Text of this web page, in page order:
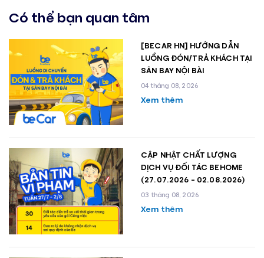
Có thể bạn quan tâm
[BECAR HN] HƯỚNG DẪN
LUỒNG ĐÓN/TRẢ KHÁCH TẠI
SÂN BAY NỘI BÀI
04 tháng 08, 2026
Xem thêm
CẬP NHẬT CHẤT LƯỢNG
DỊCH VỤ ĐỐI TÁC BEHOME
(27.07.2026 - 02.08.2026)
03 tháng 08, 2026
Xem thêm